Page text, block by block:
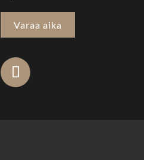
Varaa aika